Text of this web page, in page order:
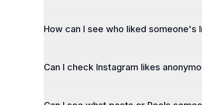
connections and follow activity. This
How can I see who liked someone's
carousels, and videos in one clean view.
Can I check Instagram likes